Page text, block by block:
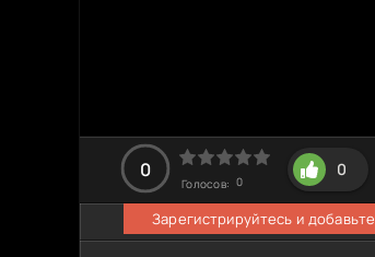
0
Голосов: 0
0
Зарегистрируйтесь и